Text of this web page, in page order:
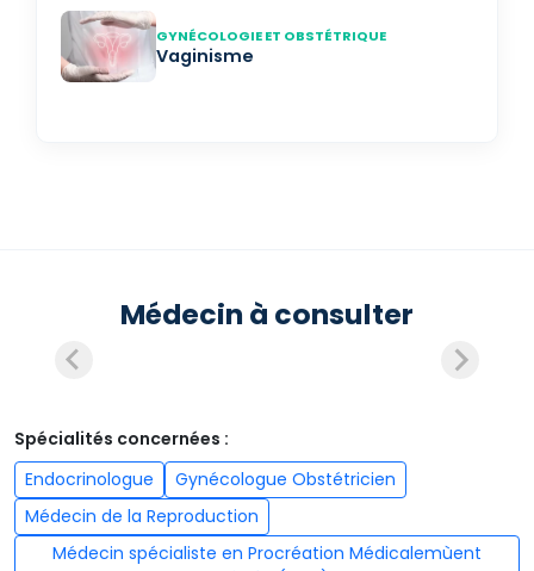
GYNÉCOLOGIE ET OBSTÉTRIQUE
Vaginisme
Médecin à consulter
Spécialités concernées :
Endocrinologue
Gynécologue Obstétricien
Médecin de la Reproduction
Médecin spécialiste en Procréation Médicalemùent